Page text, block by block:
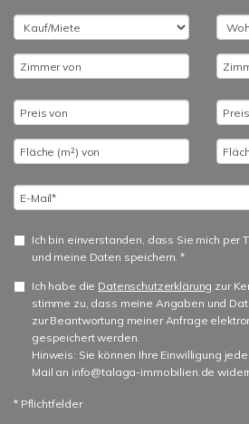
Ich bin einverstanden, dass Sie mich per
und meine Daten speichern. *
Ich habe die Datenschutzerklärung zur
stimme zu, dass meine Angaben und
zur Beantwortung meiner Anfrage
gespeichert werden.
Hinweis: Sie können Ihre Einwilligung
Mail an info@talaga-immobilien.de
* Pflichtfelder